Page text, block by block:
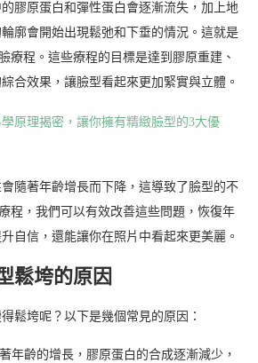
膠原蛋白和彈性蛋白會逐漸流失，加上地
廓會開始出現鬆弛和下垂的情況。這就是
療程。這些療程的目標是達到膠原重建、
合效果，讓臉型看起來更加緊實與立體。
學原理揭密，讓你擁有精緻臉型的3大優
隨著年齡增長而下降，這導致了臉型的不
程，我們可以有效改善這些問題，恢復年
自信，還能讓你在照片中看起來更美麗。
鬆垮的原因
鬆垮呢？以下是幾個常見的原因：
年齡的增長，膠原蛋白的合成逐漸減少，